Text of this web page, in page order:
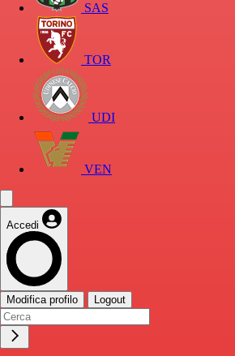
SAS
TOR
UDI
VEN
Accedi
Modifica profilo Logout